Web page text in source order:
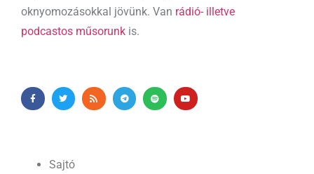
oknyomozásokkal jövünk. Van rádió- illetve
podcastos műsorunk is.
Sajtó